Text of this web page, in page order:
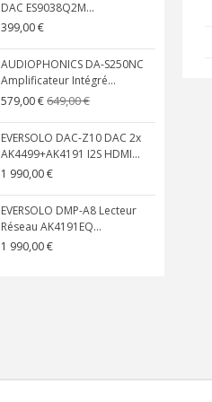
DAC ES9038Q2M...
399,00 €
AUDIOPHONICS DA-S250NC
Amplificateur Intégré...
579,00 €649,00 €
EVERSOLO DAC-Z10 DAC 2x
AK4499+AK4191 I2S HDMI...
1 990,00 €
EVERSOLO DMP-A8 Lecteur
Réseau AK4191EQ...
1 990,00 €